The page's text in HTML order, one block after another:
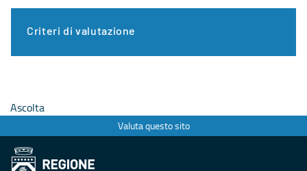
Criteri di valutazione
Ascolta
Valuta questo sito